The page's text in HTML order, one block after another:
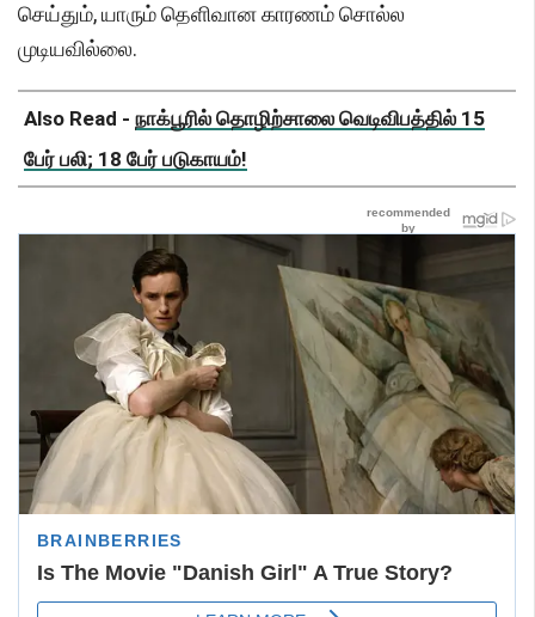
செய்தும், யாரும் தெளிவான காரணம் சொல்ல
முடியவில்லை.
Also Read - நாக்பூரில் தொழிற்சாலை வெடிவிபத்தில் 15
பேர் பலி; 18 பேர் படுகாயம்!